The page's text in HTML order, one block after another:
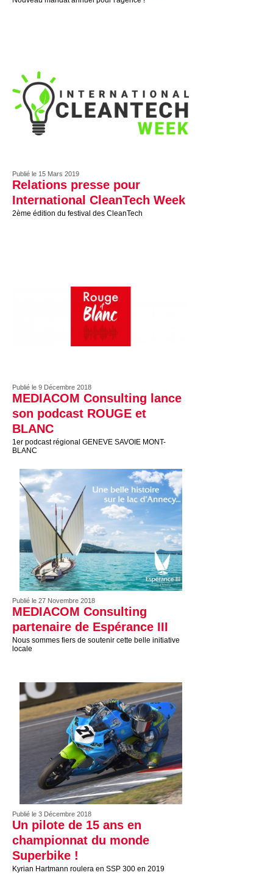
Publié le 15 Mars 2019
Relations presse pour
International CleanTech Week
2ème édition du festival des CleanTech
Publié le 9 Décembre 2018
MEDIACOM Consulting lance
son podcast ROUGE et
BLANC
1er podcast régional GENEVE SAVOIE MONT-
BLANC
Publié le 27 Novembre 2018
MEDIACOM Consulting
partenaire de Espérance III
Nous sommes fiers de soutenir cette belle initiative
locale
Publié le 3 Décembre 2018
Un pilote de 15 ans en
championnat du monde
Superbike !
Kyrian Hartmann roulera en SSP 300 en 2019